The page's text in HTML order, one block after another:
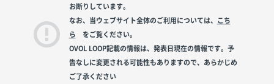
お断りしています。
なお、当ウェブサイト全体のご利用については、 こち
ら をご覧ください。
OVOL LOOP記載の情報は、発表日現在の情報です。予
告なしに変更される可能性もありますので、あらかじめ
ご了承ください